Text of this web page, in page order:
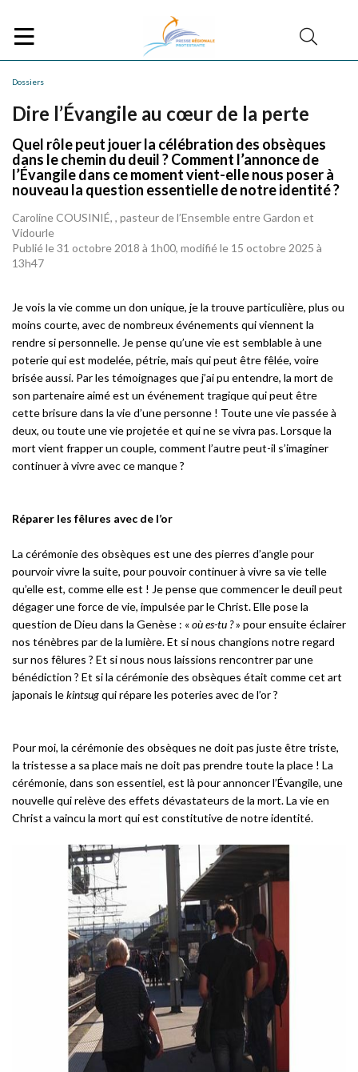
Dossiers
Dire l’Évangile au cœur de la perte
Quel rôle peut jouer la célébration des obsèques
dans le chemin du deuil ? Comment l’annonce de
l’Évangile dans ce moment vient-elle nous poser à
nouveau la question essentielle de notre identité ?
Caroline COUSINIÉ, , pasteur de l’Ensemble entre Gardon et
Vidourle
Publié le 31 octobre 2018 à 1h00, modifié le 15 octobre 2025 à
13h47
Je vois la vie comme un don unique, je la trouve particulière, plus ou
moins courte, avec de nombreux événements qui viennent la
rendre si personnelle. Je pense qu’une vie est semblable à une
poterie qui est modelée, pétrie, mais qui peut être fêlée, voire
brisée aussi. Par les témoignages que j’ai pu entendre, la mort de
son partenaire aimé est un événement tragique qui peut être
cette brisure dans la vie d’une personne ! Toute une vie passée à
deux, ou toute une vie projetée et qui ne se vivra pas. Lorsque la
mort vient frapper un couple, comment l’autre peut-il s’imaginer
continuer à vivre avec ce manque ?
Réparer les fêlures avec de l’or
La cérémonie des obsèques est une des pierres d’angle pour
pourvoir vivre la suite, pour pouvoir continuer à vivre sa vie telle
qu’elle est, comme elle est ! Je pense que commencer le deuil peut
dégager une force de vie, impulsée par le Christ. Elle pose la
question de Dieu dans la Genèse : «où es-tu ?» pour ensuite éclairer
nos ténèbres par de la lumière. Et si nous changions notre regard
sur nos fêlures ? Et si nous nous laissions rencontrer par une
bénédiction ? Et si la cérémonie des obsèques était comme cet art
japonais lekintsugqui répare les poteries avec de l’or ?
Pour moi, la cérémonie des obsèques ne doit pas juste être triste,
la tristesse a sa place mais ne doit pas prendre toute la place ! La
cérémonie, dans son essentiel, est là pour annoncer l’Évangile, une
nouvelle qui relève des effets dévastateurs de la mort. La vie en
Christ a vaincu la mort qui est constitutive de notre identité.